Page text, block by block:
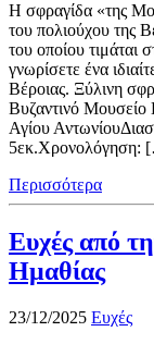
H σφραγίδα «της
του πολιούχου της
του οποίου τιμάται
γνωρίσετε ένα
Βέροιας. Ξύλινη
Βυζαντινό
Αγίου
5εκ.Χρονολόγηση:
Περισσότερα
Ευχές από
Ημαθίας
23/12/2025 Ευχές